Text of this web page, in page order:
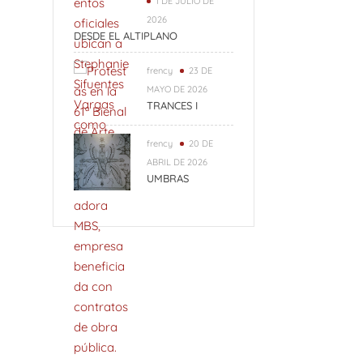
2026
DESDE EL ALTIPLANO
frency
23 DE
MAYO DE 2026
TRANCES I
frency
20 DE
ABRIL DE 2026
UMBRAS